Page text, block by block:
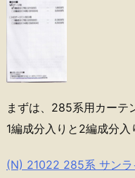
まずは、285系用カーテ
1編成分入りと2編成分入
(N) 21022 285系 サンラ